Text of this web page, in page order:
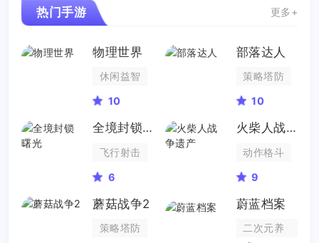
热门手游 更多+
物理世界
休闲益智
10
部落达人
策略塔防
10
全境封锁曙光
飞行射击
6
火柴人战争遗产
动作格斗
9
蘑菇战争2
策略塔防
蔚蓝档案
二次元养